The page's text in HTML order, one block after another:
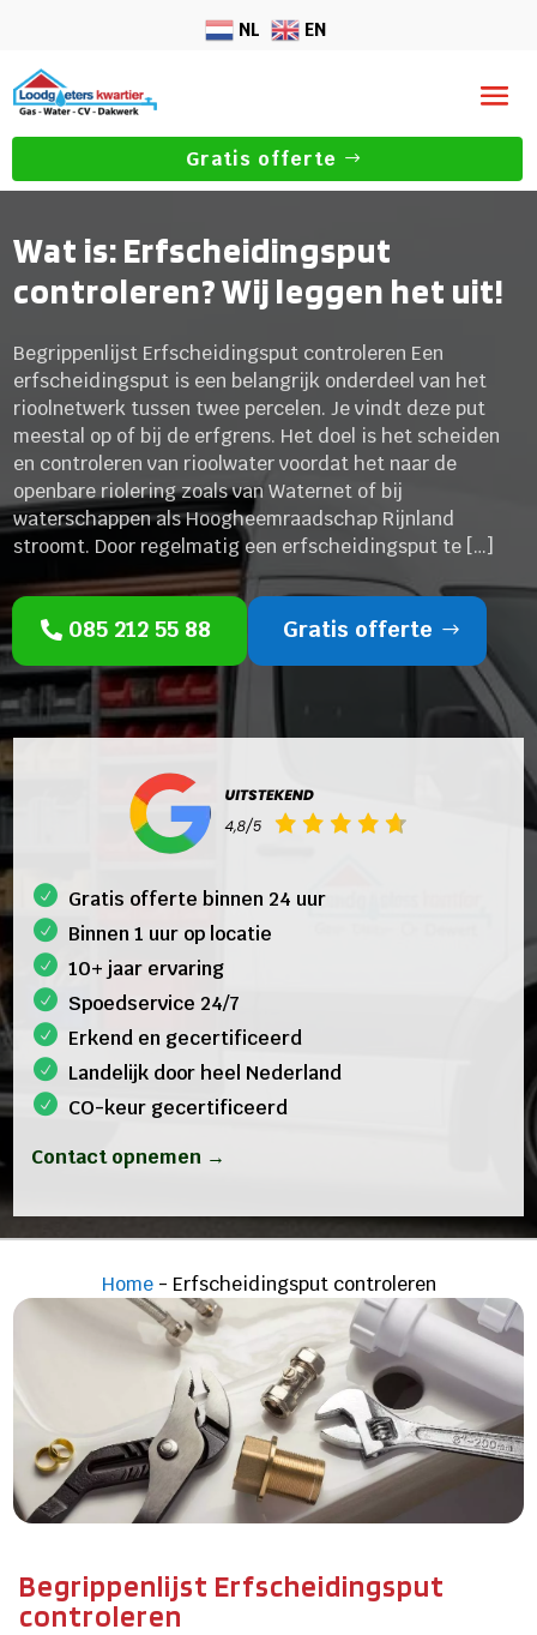
NL EN
Gratis offerte
Wat is: Erfscheidingsput
controleren? Wij leggen het uit!
Begrippenlijst Erfscheidingsput controleren Een
erfscheidingsput is een belangrijk onderdeel van het
rioolnetwerk tussen twee percelen. Je vindt deze put
meestal op of bij de erfgrens. Het doel is het scheiden
en controleren van rioolwater voordat het naar de
openbare riolering zoals van Waternet of bij
waterschappen als Hoogheemraadschap Rijnland
stroomt. Door regelmatig een erfscheidingsput te […]
085 212 55 88 Gratis offerte
Gratis offerte binnen 24 uur
Binnen 1 uur op locatie
10+ jaar ervaring
Spoedservice 24/7
Erkend en gecertificeerd
Landelijk door heel Nederland
CO-keur gecertificeerd
Contact opnemen →
Home- Erfscheidingsput controleren
Begrippenlijst Erfscheidingsput
controleren